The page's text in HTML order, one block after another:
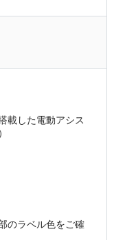
載した電動アシス
のラベル色をご確